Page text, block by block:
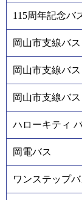
115周年記念バ
岡山市支線バス
岡山市支線バ
岡山市支線バス
ハローキティ
岡電バス
ワンステップ